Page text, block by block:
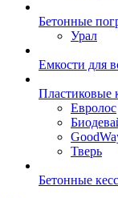
Бетонные
Урал
Емкости для
Пластиковые
Евролос
Тверь
Бетонные